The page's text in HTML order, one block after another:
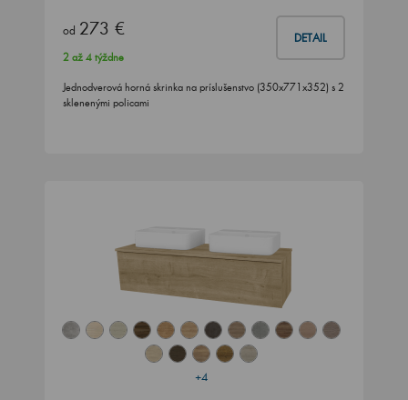
od 273 € DETAIL
2 až 4 týždne
Jednodverová horná skrinka na príslušenstvo (350x771x352) s 2
sklenenými policami
+4